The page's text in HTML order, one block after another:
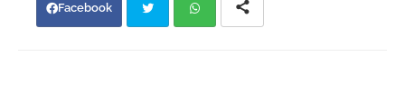
Facebook